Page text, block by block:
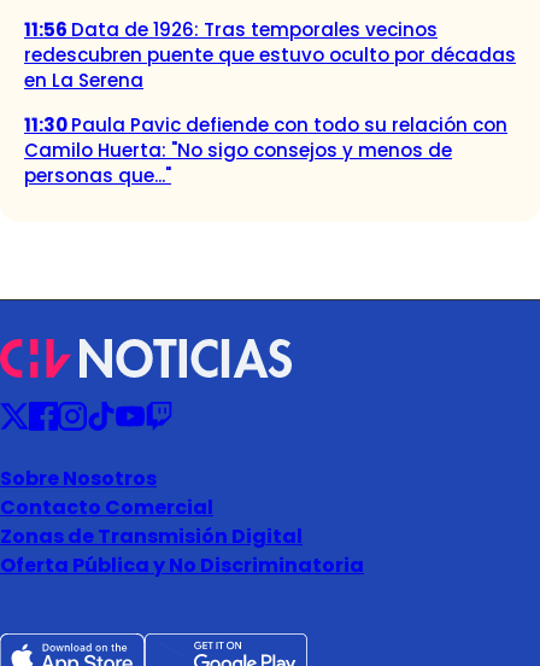
11:56 Data de 1926: Tras temporales vecinos
redescubren puente que estuvo oculto por décadas
en La Serena
11:30Paula Pavic defiende con todo su relación con
Camilo Huerta: "No sigo consejos y menos de
personas que..."
Sobre Nosotros
Contacto Comercial
Zonas de Transmisión Digital
Oferta Pública y No Discriminatoria